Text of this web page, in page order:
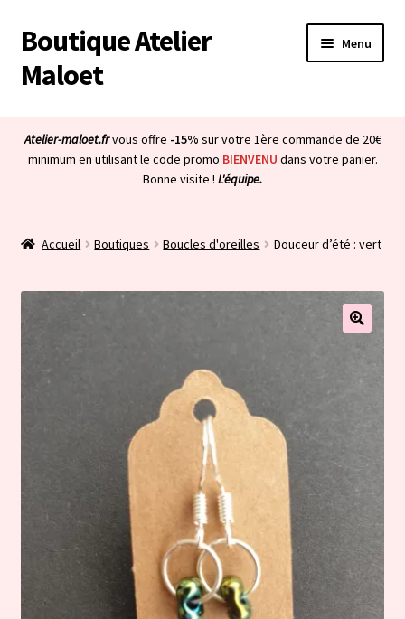
Aller
à
la
Aller
au
contenu
Boutique Atelier
Maloet
Menu
Boutique
Ouvrir
menu
Ouvrir
menu
enfant
Ouvrir
le
menu
enfant
Bienvenue dans la boutique
Atelier-maloet.frvous offre -15% sur votre 1ère commande de 20€
minimum en utilisant le code promo BIENVENU dans votre panier.
Bonne visite ! L'équipe.
Accueil Boutiques Boucles d'oreilles Douceur d’été : vert